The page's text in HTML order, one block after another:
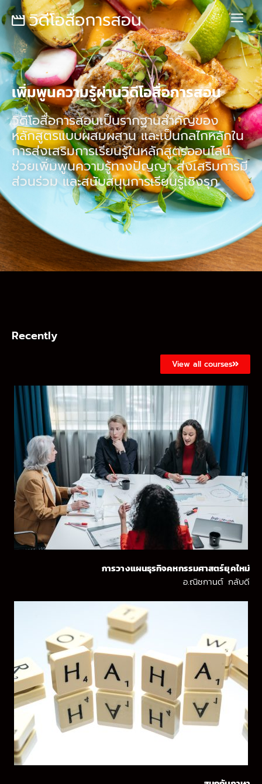
Skip
to
content
Main
Menu
เพิ่มพูนความรู้ผ่านวิดีโอสื่อการสอน
วิดีโอสื่อการสอนเป็นรากฐานสำคัญของ
หลักสูตรแบบผสมผสาน และเป็นกลไกหลักใน
การส่งเสริมการเรียนรู้ในหลักสูตรออนไลน์
ช่วยเพิ่มพูนความรู้ทางปัญญา ส่งเสริมการมี
ส่วนร่วม และสนับสนุนการเรียนรู้เชิงรุก
Recently
View all courses
การวางแผนธุรกิจคหกรรมศาสตร์ยุคใหม่
อ.ณิชกานต์ กลับดี